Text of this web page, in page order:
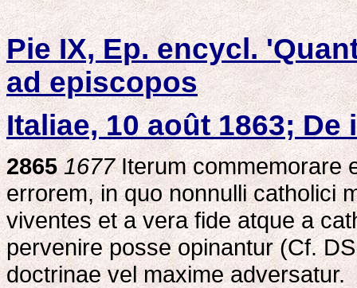
Pie IX, Ep. encycl.
ad episcopos
Italiae, 10 août 1863;
2865 1677Iterum commemorare
errorem, in quo nonnulli catholici
viventes et a vera fide atque a
pervenire posse opinantur (Cf.
doctrinae vel maxime adversatur.